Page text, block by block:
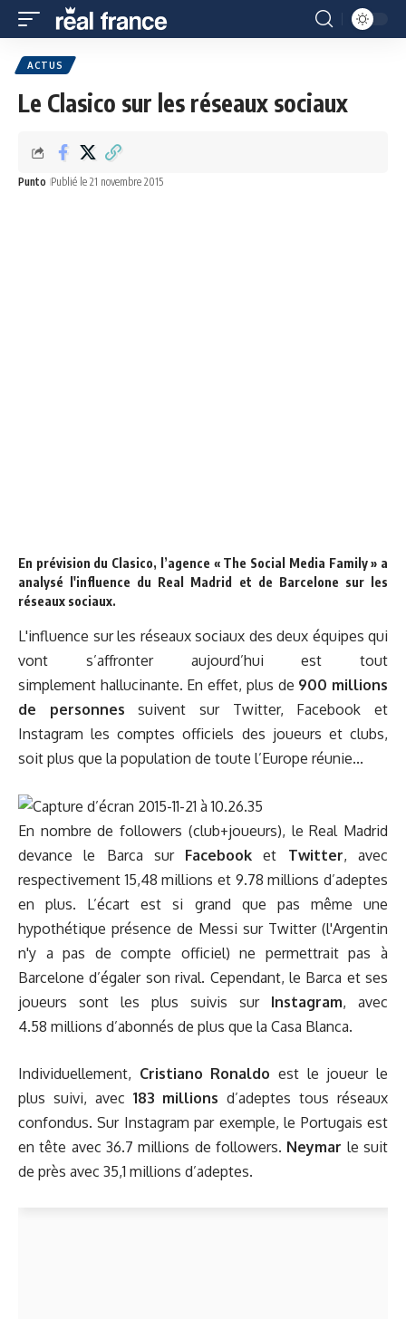
ACTUS
Le Clasico sur les réseaux sociaux
Punto Publié le 21 novembre 2015
En prévision du Clasico, l’agence « The Social Media Family » a
analysé l'influence du Real Madrid et de Barcelone sur les
réseaux sociaux.
L'influence sur les réseaux sociaux des deux équipes qui
vont s’affronter aujourd’hui est tout
simplement hallucinante. En effet, plus de 900 millions
de personnes suivent sur Twitter, Facebook et
Instagram les comptes officiels des joueurs et clubs,
soit plus que la population de toute l’Europe réunie...
En nombre de followers (club+joueurs), le Real Madrid
devance le Barca sur Facebook et Twitter, avec
respectivement 15,48 millions et 9.78 millions d’adeptes
en plus. L’écart est si grand que pas même une
hypothétique présence de Messi sur Twitter (l'Argentin
n'y a pas de compte officiel) ne permettrait pas à
Barcelone d’égaler son rival. Cependant, le Barca et ses
joueurs sont les plus suivis sur Instagram, avec
4.58 millions d’abonnés de plus que la Casa Blanca.
Individuellement, Cristiano Ronaldo est le joueur le
plus suivi, avec 183 millions d’adeptes tous réseaux
confondus. Sur Instagram par exemple, le Portugais est
en tête avec 36.7 millions de followers. Neymar le suit
de près avec 35,1 millions d’adeptes.